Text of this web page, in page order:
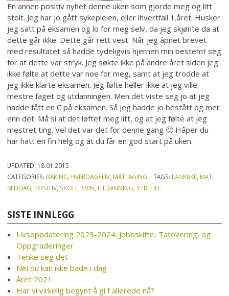
En annen positiv nyhet denne uken som gjorde meg og litt
stolt. Jeg har jo gått sykepleien, eller ihvertfall 1.året. Husker
jeg satt på eksamen og lo for meg selv, da jeg skjønte da at
dette går ikke. Dette går rett vest. Når jeg åpnet brevet
med resultatet så hadde tydeligvis hjernen min bestemt seg
for at dette var stryk. Jeg søkte ikke på andre året siden jeg
ikke følte at dette var noe for meg, samt at jeg trodde at
jeg ikke klarte eksamen. Jeg følte heller ikke at jeg ville
mestre faget og utdanningen. Men det viste seg jo at jeg
hadde fått en C på eksamen. Så jeg hadde jo bestått og mer
enn det. Må si at det løftet meg litt, og at jeg følte at jeg
mestret ting. Vel det var det for denne gang 🙂 Håper du
har hatt en fin helg og at du får en god start på uken.
UPDATED: 18.01.2015
CATEGORIES: BAKING HVERDAGSLIV MATLAGING TAGS: LAGKAKE, MAT,
MIDDAG POSITIV SKOLE SVIN UTDANNING ,YTREFILE
SISTE INNLEGG
Livsoppdatering 2023-2024: Jobbskifte, Tatovering, og
Oppgraderinger
Tenke seg det
Nei du kan ikke bade i dag
Året 2021
Har vi virkelig begynt å gi f allerede nå?